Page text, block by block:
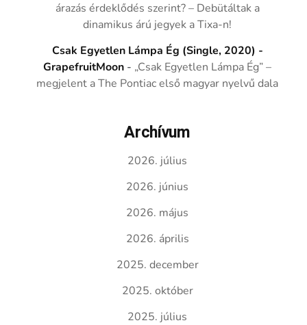
árazás érdeklődés szerint? – Debütáltak a
dinamikus árú jegyek a Tixa-n!
Csak Egyetlen Lámpa Ég (Single, 2020) -
GrapefruitMoon - „Csak Egyetlen Lámpa Ég” –
megjelent a The Pontiac első magyar nyelvű dala
Archívum
2026. július
2026. június
2026. május
2026. április
2025. december
2025. október
2025. július